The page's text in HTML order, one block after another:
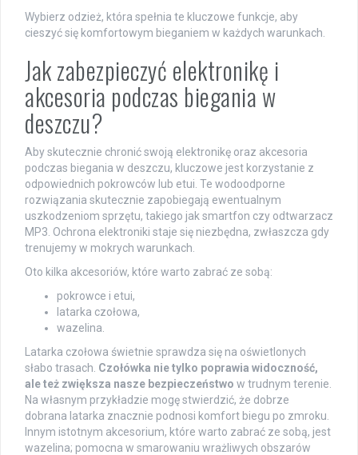
Wybierz odzież, która spełnia te kluczowe funkcje, aby
cieszyć się komfortowym bieganiem w każdych warunkach.
Jak zabezpieczyć elektronikę i
akcesoria podczas biegania w
deszczu?
Aby skutecznie chronić swoją elektronikę oraz akcesoria
podczas biegania w deszczu, kluczowe jest korzystanie z
odpowiednich pokrowców lub etui. Te wodoodporne
rozwiązania skutecznie zapobiegają ewentualnym
uszkodzeniom sprzętu, takiego jak smartfon czy odtwarzacz
MP3. Ochrona elektroniki staje się niezbędna, zwłaszcza gdy
trenujemy w mokrych warunkach.
Oto kilka akcesoriów, które warto zabrać ze sobą:
pokrowce i etui,
latarka czołowa,
wazelina.
Latarka czołowa świetnie sprawdza się na oświetlonych
słabo trasach. Czołówka nie tylko poprawia widoczność,
ale też zwiększa nasze bezpieczeństwo w trudnym terenie.
Na własnym przykładzie mogę stwierdzić, że dobrze
dobrana latarka znacznie podnosi komfort biegu po zmroku.
Innym istotnym akcesorium, które warto zabrać ze sobą, jest
wazelina; pomocna w smarowaniu wrażliwych obszarów